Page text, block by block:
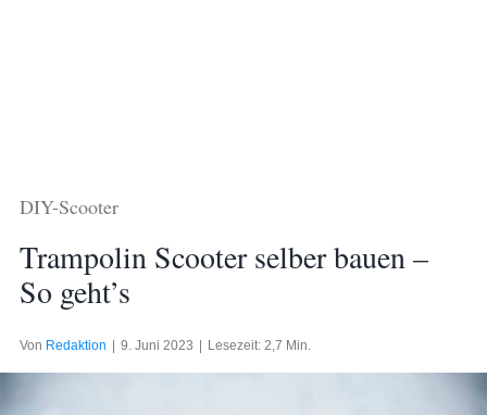
DIY-Scooter
Trampolin Scooter selber bauen –
So geht’s
Von Redaktion 9. Juni 2023 Lesezeit: 2,7 Min.